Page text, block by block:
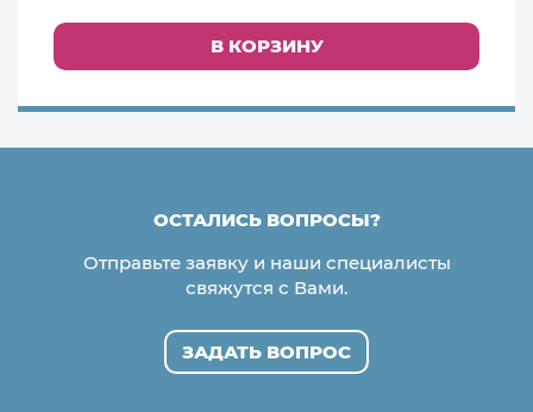
В КОРЗИНУ
ОСТАЛИСЬ ВОПРОСЫ?
Отправьте заявку и наши специалисты
свяжутся с Вами.
ЗАДАТЬ ВОПРОС